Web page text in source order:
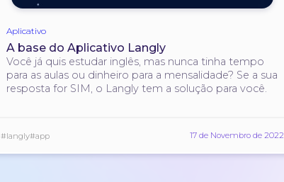
Aplicativo
A base do Aplicativo Langly
Você já quis estudar inglês, mas nunca tinha tempo
para as aulas ou dinheiro para a mensalidade? Se a sua
resposta for SIM, o Langly tem a solução para você.
#langly#app 17 de Novembro de 2022